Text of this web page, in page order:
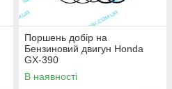
Поршень добір на
Бензиновий двигун Honda
GX-390
В наявності